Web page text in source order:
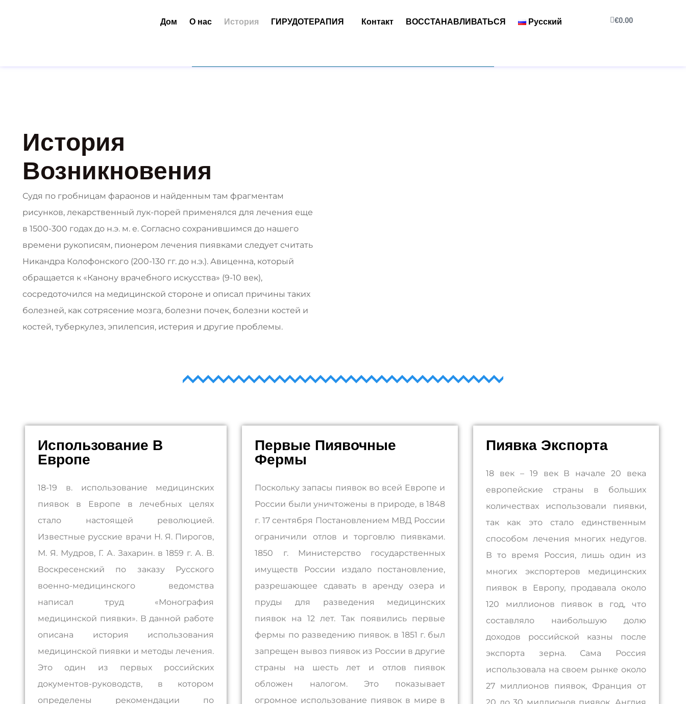
Дом О нас История ГИРУДОТЕРАПИЯ Контакт ВОССТАНАВЛИВАТЬСЯ Русский €0.00
История
Возникновения
Судя по гробницам фараонов и найденным там фрагментам
рисунков, лекарственный лук-порей применялся для лечения еще
в 1500-300 годах до н.э. м. е. Согласно сохранившимся до нашего
времени рукописям, пионером лечения пиявками следует считать
Никандра Колофонского (200-130 гг. до н.э.). Авиценна, который
обращается к «Канону врачебного искусства» (9-10 век),
сосредоточился на медицинской стороне и описал причины таких
болезней, как сотрясение мозга, болезни почек, болезни костей и
костей, туберкулез, эпилепсия, истерия и другие проблемы.
Использование В
Европе
18-19 в. использование медицинских
пиявок в Европе в лечебных целях
стало настоящей революцией.
Известные русские врачи Н. Я. Пирогов,
М. Я. Мудров, Г. А. Захарин. в 1859 г. А. В.
Воскресенский по заказу Русского
военно-медицинского ведомства
написал труд «Монография
медицинской пиявки». В данной работе
описана история использования
медицинской пиявки и методы лечения.
Это один из первых российских
документов-руководств, в котором
определены рекомендации по
Первые Пиявочные
Фермы
Поскольку запасы пиявок во всей Европе и
России были уничтожены в природе, в 1848
г. 17 сентября Постановлением МВД России
ограничили отлов и торговлю пиявками.
1850 г. Министерство государственных
имуществ России издало постановление,
разрешающее сдавать в аренду озера и
пруды для разведения медицинских
пиявок на 12 лет. Так появились первые
фермы по разведению пиявок. в 1851 г. был
запрещен вывоз пиявок из России в другие
страны на шесть лет и отлов пиявок
обложен налогом. Это показывает
огромное использование пиявок в мире в
Пиявка Экспорта
18 век – 19 век В начале 20 века
европейские страны в больших
количествах использовали пиявки,
так как это стало единственным
способом лечения многих недугов.
В то время Россия, лишь один из
многих экспортеров медицинских
пиявок в Европу, продавала около
120 миллионов пиявок в год, что
составляло наибольшую долю
доходов российской казны после
экспорта зерна. Сама Россия
использовала на своем рынке около
27 миллионов пиявок, Франция от